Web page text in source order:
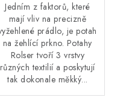
Jedním z faktorů, které
mají vliv na precizně
prádlo, je potah
na žehlící prkno. Potahy
Rolser tvoří 3 vrstvy
různých textilií a poskytují
tak dokonale měkký...